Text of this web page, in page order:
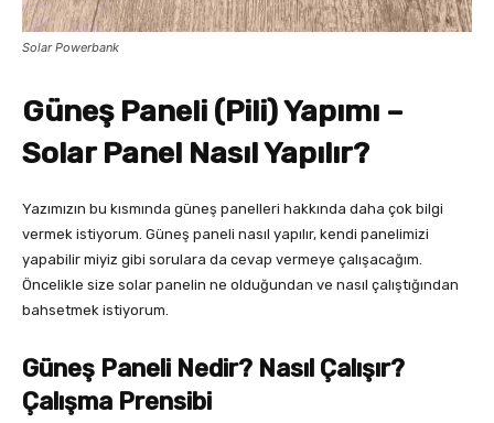
Solar Powerbank
Güneş Paneli (Pili) Yapımı –
Solar Panel Nasıl Yapılır?
Yazımızın bu kısmında güneş panelleri hakkında daha çok bilgi
vermek istiyorum. Güneş paneli nasıl yapılır, kendi panelimizi
yapabilir miyiz gibi sorulara da cevap vermeye çalışacağım.
Öncelikle size solar panelin ne olduğundan ve nasıl çalıştığından
bahsetmek istiyorum.
Güneş Paneli Nedir? Nasıl Çalışır?
Çalışma Prensibi